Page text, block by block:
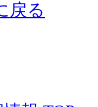
戻る